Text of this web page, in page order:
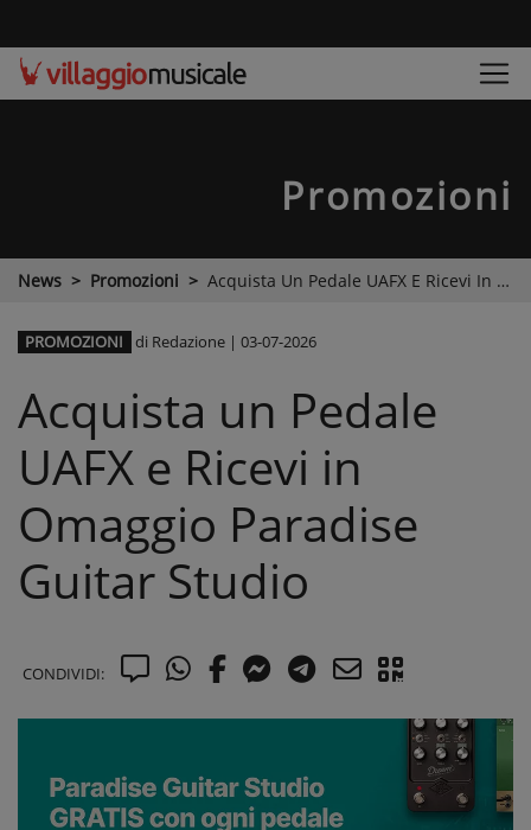
Promozioni
News Promozioni Acquista Un Pedale UAFX E Ricevi In Omaggio Paradise Guitar Studio
PROMOZIONI di Redazione| 03-07-2026
Acquista un Pedale
UAFX e Ricevi in
Omaggio Paradise
Guitar Studio
CONDIVIDI: